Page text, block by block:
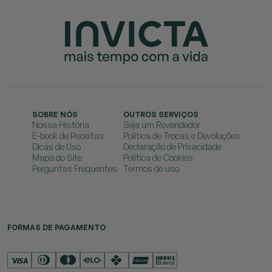
SOBRE NÓS
Nossa História
E-book de Receitas
Dicas de Uso
Mapa do Site
Perguntas Frequentes
OUTROS SERVIÇOS
Seja um Revendedor
Política de Trocas e Devoluções
Declaração de Privacidade
Política de Cookies
Termos de uso
FORMAS DE PAGAMENTO